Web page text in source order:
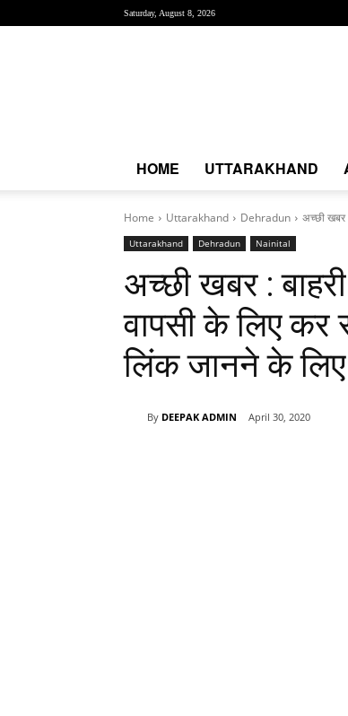
Saturday, August 8, 2026
HOME UTTARAKHAND
Home Uttarakhand Dehradun अच्छी खबर
Uttarakhand Dehradun Nainital
अच्छी खबर :
वापसी के लिए
लिंक जानने के
By DEEPAK ADMIN April 30, 2020